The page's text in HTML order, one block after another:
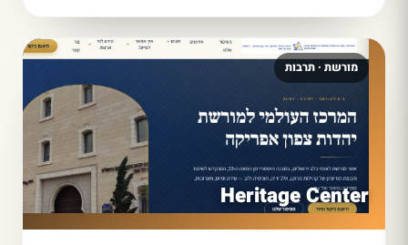
מורשת · תרבות
Heritage Center